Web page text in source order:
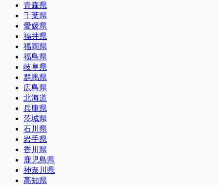
青森県
千葉県
愛媛県
福井県
福岡県
福島県
岐阜県
群馬県
広島県
北海道
兵庫県
茨城県
石川県
岩手県
香川県
鹿児島県
神奈川県
高知県